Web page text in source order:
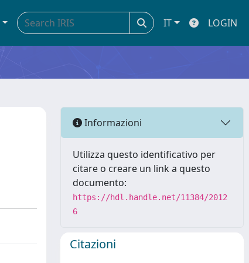
IT LOGIN
Informazioni
Utilizza questo identificativo per
citare o creare un link a questo
documento:
https://hdl.handle.net/11384/2012
6
Citazioni